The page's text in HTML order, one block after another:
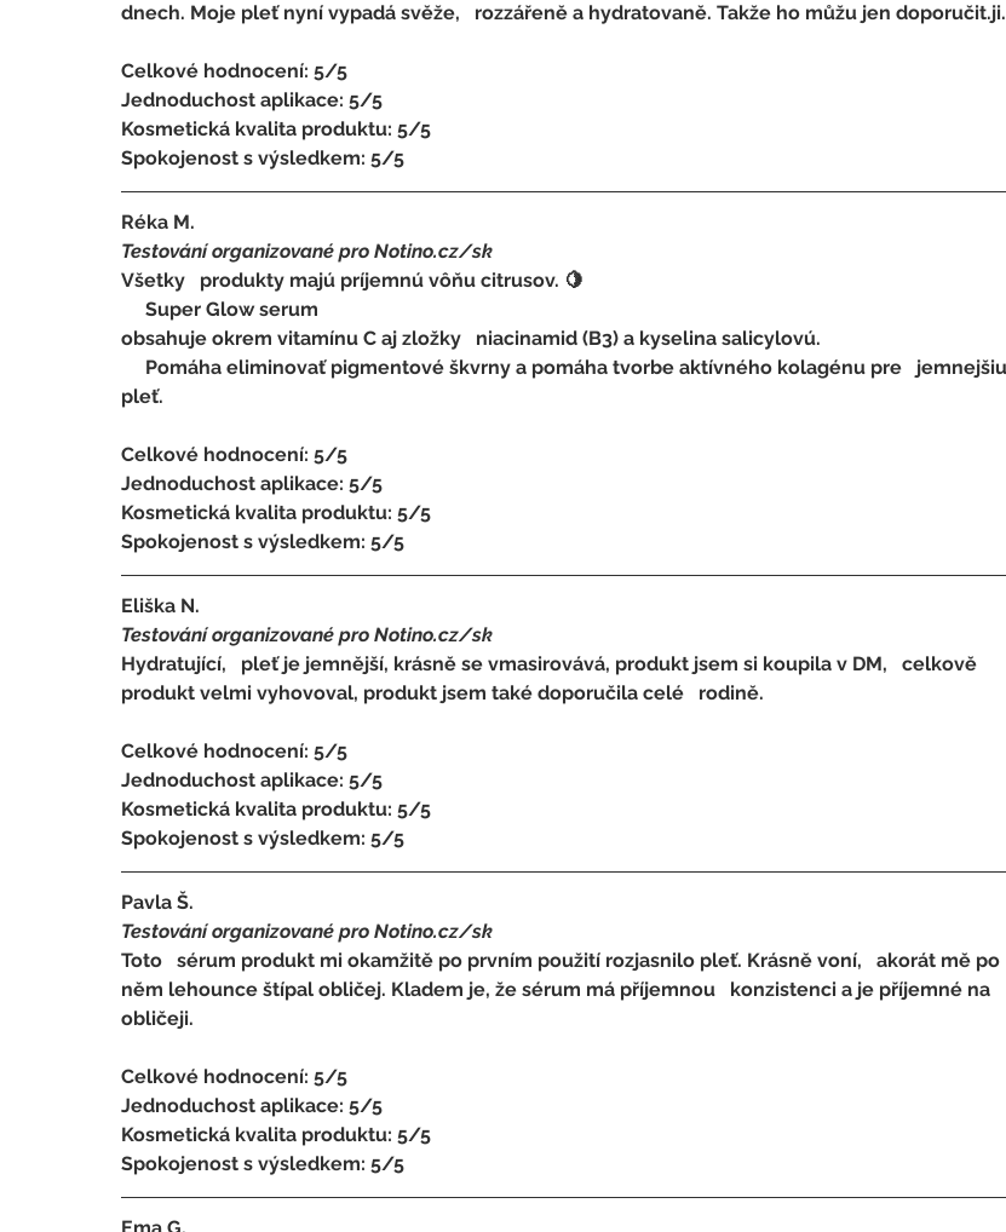
dnech. Moje pleť nyní vypadá svěže,   rozzářeně a hydratovaně. Takže ho můžu jen doporučit.ji.
Celkové hodnocení: 5/5
Jednoduchost aplikace: 5/5
Kosmetická kvalita produktu: 5/5
Spokojenost s výsledkem: 5/5
Réka M.
Testování organizované pro Notino.cz/sk
Všetky   produkty majú príjemnú vôňu citrusov. 🍋
     Super Glow serum
obsahuje okrem vitamínu C aj zložky   niacinamid (B3) a kyselina salicylovú.
pleť.
Celkové hodnocení: 5/5
Jednoduchost aplikace: 5/5
Kosmetická kvalita produktu: 5/5
Spokojenost s výsledkem: 5/5
Eliška N.
Testování organizované pro Notino.cz/sk
Hydratující,   pleť je jemnější, krásně se vmasirovává, produkt jsem si koupila v DM,   celkově
produkt velmi vyhovoval, produkt jsem také doporučila celé   rodině.
Celkové hodnocení: 5/5
Jednoduchost aplikace: 5/5
Kosmetická kvalita produktu: 5/5
Spokojenost s výsledkem: 5/5
Pavla Š.
Testování organizované pro Notino.cz/sk
Toto   sérum produkt mi okamžitě po prvním použití rozjasnilo pleť. Krásně voní,   akorát mě po
něm lehounce štípal obličej. Kladem je, že sérum má příjemnou   konzistenci a je příjemné na
obličeji.
Celkové hodnocení: 5/5
Jednoduchost aplikace: 5/5
Kosmetická kvalita produktu: 5/5
Spokojenost s výsledkem: 5/5